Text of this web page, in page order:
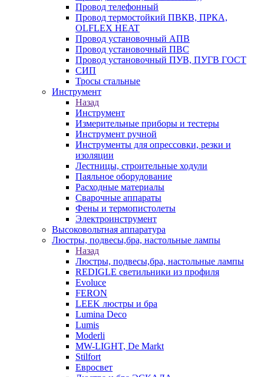
Провод телефонный
Провод термостойкий ПВКВ, ПРКА,
OLFLEX HEAT
Провод установочный АПВ
Провод установочный ПВС
Провод установочный ПУВ, ПУГВ ГОСТ
СИП
Тросы стальные
Инструмент
Назад
Инструмент
Измерительные приборы и тестеры
Инструмент ручной
Инструменты для опрессовки, резки и
изоляции
Лестницы, строительные ходули
Паяльное оборудование
Расходные материалы
Сварочные аппараты
Фены и термопистолеты
Электроинструмент
Высоковольтная аппаратура
Люстры, подвесы,бра, настольные лампы
Назад
Люстры, подвесы,бра, настольные лампы
REDIGLE светильники из профиля
Evoluce
FERON
LEEK люстры и бра
Lumina Deco
Lumis
Moderli
MW-LIGHT, De Markt
Stilfort
Евросвет